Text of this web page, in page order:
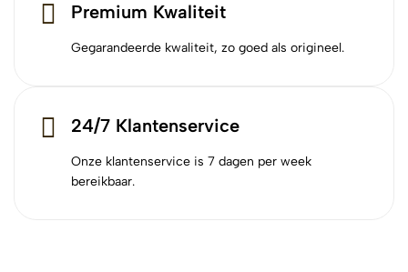
Premium Kwaliteit
Gegarandeerde kwaliteit, zo goed als origineel.
24/7 Klantenservice
Onze klantenservice is 7 dagen per week
bereikbaar.